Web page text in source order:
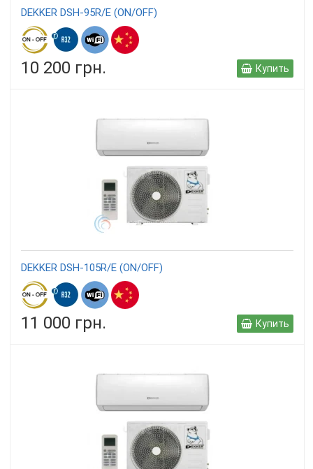
DEKKER DSH-95R/E (ON/OFF)
10 200 грн. Купить
DEKKER DSH-105R/E (ON/OFF)
11 000 грн. Купить